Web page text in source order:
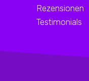
Rezensionen
Testimonials